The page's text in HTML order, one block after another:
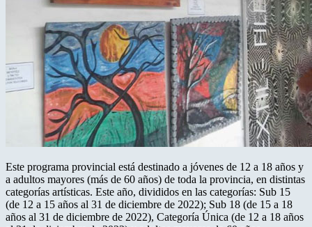
Este programa provincial está destinado a jóvenes de 12 a 18 años y
a adultos mayores (más de 60 años) de toda la provincia, en distintas
categorías artísticas. Este año, divididos en las categorías: Sub 15
(de 12 a 15 años al 31 de diciembre de 2022); Sub 18 (de 15 a 18
años al 31 de diciembre de 2022), Categoría Única (de 12 a 18 años